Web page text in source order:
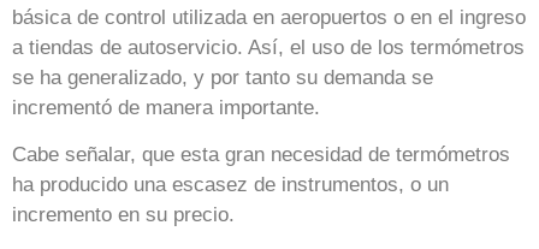
básica de control utilizada en aeropuertos o en el ingreso
a tiendas de autoservicio. Así, el uso de los termómetros
se ha generalizado, y por tanto su demanda se
incrementó de manera importante.
Cabe señalar, que esta gran necesidad de termómetros
ha producido una escasez de instrumentos, o un
incremento en su precio.